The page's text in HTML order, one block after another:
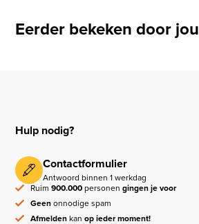
Eerder bekeken door jou
Hulp nodig?
Contactformulier
Antwoord binnen 1 werkdag
Ruim900.000personengingen je voor
Geenonnodige spam
Afmeldenkanop ieder moment!